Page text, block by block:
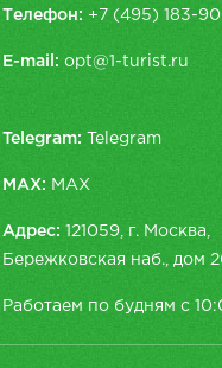
Телефон: +7 (495) 183-
E-mail:opt@1-turist.ru
Telegram: Telegram
MAX: MAX
Адрес: 121059, г. Москва,
Бережковская наб., дом
Работаем по будням с